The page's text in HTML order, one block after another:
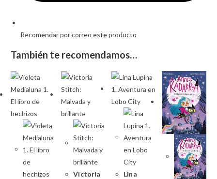
Recomendar por correo este producto
También te recomendamos…
Victoria
Lina